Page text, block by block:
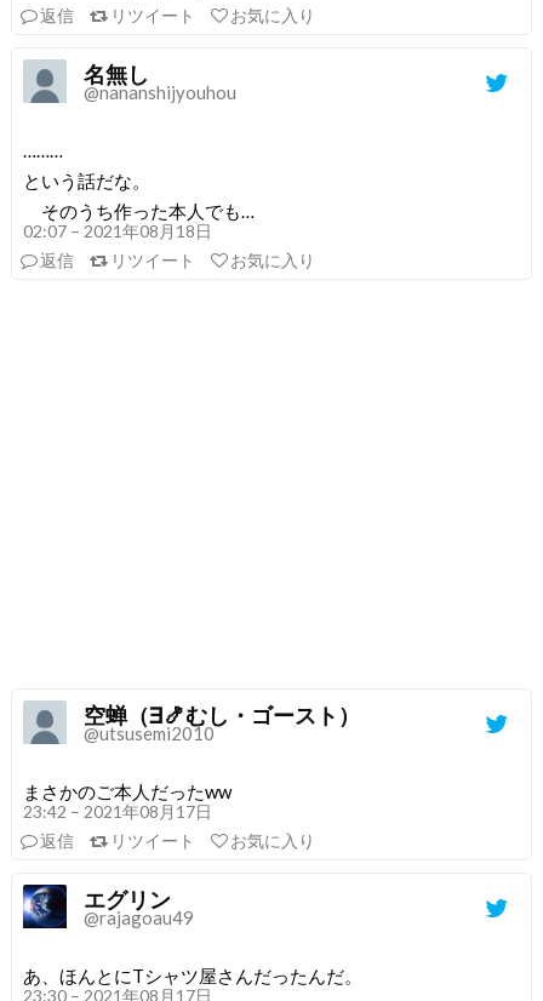
返信
リツイート お気に入り
名無し
@nananshijyouhou
………
という話だな。
そのうち作った本人でも…
02:07 – 2021年08月18日
返信
リツイート お気に入り
空蝉（∃🍤むし・ゴースト）
@utsusemi2010
まさかのご本人だったww
23:42 – 2021年08月17日
返信
リツイート お気に入り
エグリン
@rajagoau49
あ、ほんとにTシャツ屋さんだったんだ。
23:30 – 2021年08月17日